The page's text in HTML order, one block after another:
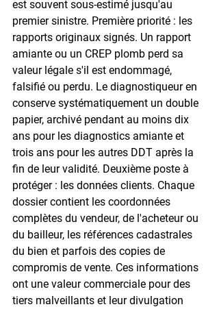
est souvent sous-estimé jusqu'au
premier sinistre. Première priorité : les
rapports originaux signés. Un rapport
amiante ou un CREP plomb perd sa
valeur légale s'il est endommagé,
falsifié ou perdu. Le diagnostiqueur en
conserve systématiquement un double
papier, archivé pendant au moins dix
ans pour les diagnostics amiante et
trois ans pour les autres DDT après la
fin de leur validité. Deuxième poste à
protéger : les données clients. Chaque
dossier contient les coordonnées
complètes du vendeur, de l'acheteur ou
du bailleur, les références cadastrales
du bien et parfois des copies de
compromis de vente. Ces informations
ont une valeur commerciale pour des
tiers malveillants et leur divulgation